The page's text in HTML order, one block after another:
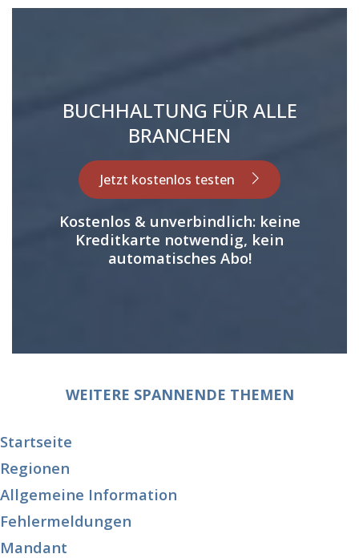
BUCHHALTUNG FÜR ALLE
BRANCHEN
Jetzt kostenlos testen
Kostenlos & unverbindlich: keine
Kreditkarte notwendig, kein
automatisches Abo!
WEITERE SPANNENDE THEMEN
Startseite
Regionen
Allgemeine Information
Fehlermeldungen
Mandant